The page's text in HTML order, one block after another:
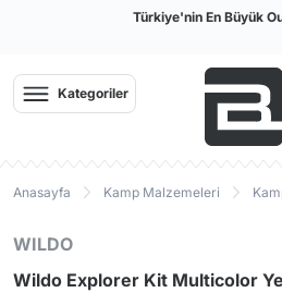
Türkiye'nin En Büyük
Kategoriler
Anasayfa Kamp Malzemeleri
WILDO
Wildo Explorer Kit Multicolor